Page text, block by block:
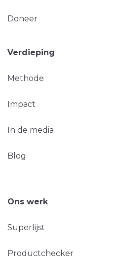
Doneer
Verdieping
Methode
Impact
In de media
Blog
Ons werk
Superlijst
Productchecker